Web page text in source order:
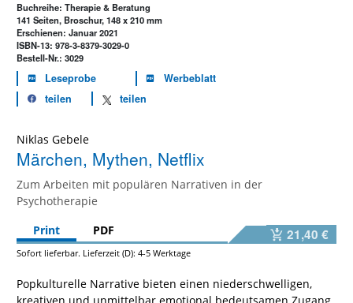
Buchreihe: Therapie & Beratung
141 Seiten, Broschur, 148 x 210 mm
Erschienen: Januar 2021
ISBN-13: 978-3-8379-3029-0
Bestell-Nr.: 3029
Leseprobe
Werbeblatt
teilen
teilen
Niklas Gebele
Märchen, Mythen, Netflix
Zum Arbeiten mit populären Narrativen in der
Psychotherapie
Print
PDF 21,40 €
Sofort lieferbar. Lieferzeit (D): 4-5 Werktage
Popkulturelle Narrative bieten einen niederschwelligen,